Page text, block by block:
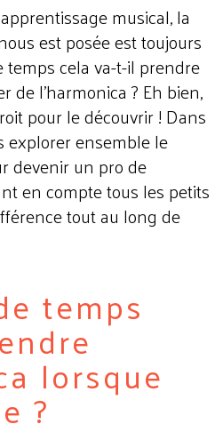
musical, la
est posée est toujours
cela va-t-il prendre
de l'harmonica ? Eh bien,
pour le découvrir ! Dans
explorer ensemble le
devenir un pro de
en compte tous les petits
tout au long de
temps
lorsque
?